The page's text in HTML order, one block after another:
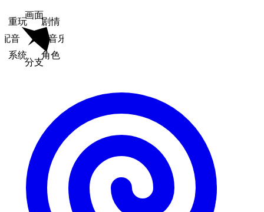
画面
剧情
音乐
角色
分支
系统
配音
重玩